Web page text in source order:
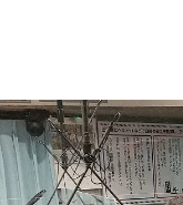
お知らせ
イベント・グ
YouTube
会社情報